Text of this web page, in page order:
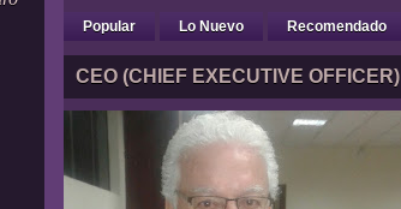
Popular Lo Nuevo Recomendado
CEO (CHIEF EXECUTIVE OFFICER)